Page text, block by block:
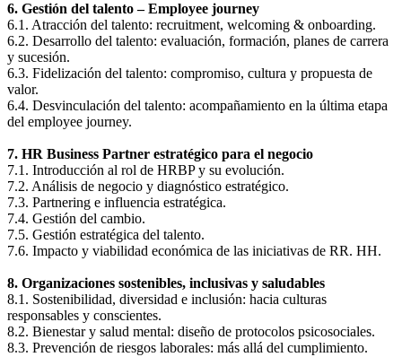
6. Gestión del talento – Employee journey
6.1. Atracción del talento: recruitment, welcoming & onboarding.
6.2. Desarrollo del talento: evaluación, formación, planes de carrera
y sucesión.
6.3. Fidelización del talento: compromiso, cultura y propuesta de
valor.
6.4. Desvinculación del talento: acompañamiento en la última etapa
del employee journey.
7. HR Business Partner estratégico para el negocio
7.1. Introducción al rol de HRBP y su evolución.
7.2. Análisis de negocio y diagnóstico estratégico.
7.3. Partnering e influencia estratégica.
7.4. Gestión del cambio.
7.5. Gestión estratégica del talento.
7.6. Impacto y viabilidad económica de las iniciativas de RR. HH.
8. Organizaciones sostenibles, inclusivas y saludables
8.1. Sostenibilidad, diversidad e inclusión: hacia culturas
responsables y conscientes.
8.2. Bienestar y salud mental: diseño de protocolos psicosociales.
8.3. Prevención de riesgos laborales: más allá del cumplimiento.